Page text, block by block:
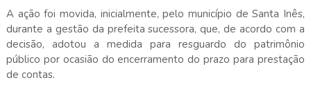
A ação foi movida, inicialmente, pelo município de Santa Inês,
durante a gestão da prefeita sucessora, que, de acordo com a
decisão, adotou a medida para resguardo do patrimônio
público por ocasião do encerramento do prazo para prestação
de contas.